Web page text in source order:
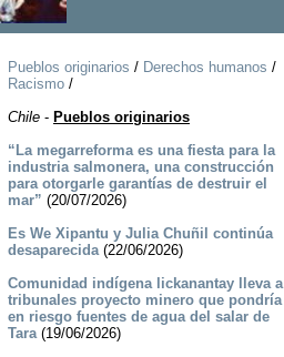
Pueblos originarios / Derechos humanos /
Racismo/
Chile- Pueblos originarios
“La megarreforma es una fiesta para la
industria salmonera, una construcción
para otorgarle garantías de destruir el
mar” (20/07/2026)
Es We Xipantu y Julia Chuñil continúa
desaparecida(22/06/2026)
Comunidad indígena lickanantay lleva a
tribunales proyecto minero que pondría
en riesgo fuentes de agua del salar de
Tara(19/06/2026)